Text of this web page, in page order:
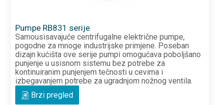
Pumpe RB831 serije
Samousisavajuće centrifugalne električne pumpe,
pogodne za mnoge industrijske primjene. Poseban
dizajn kućišta ove serije pumpi omogućava poboljšano
punjenje u usisnom sistemu bez potrebe za
kontinuiranim punjenjem tečnosti u cevima i
izbegavanjem potrebe za ugradnjom nožnog ventila.
Brzi pregled